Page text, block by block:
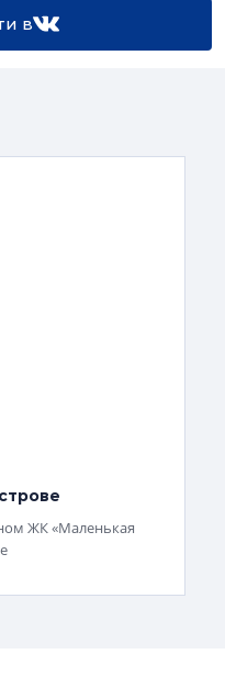
в
ЖК «Маленькая